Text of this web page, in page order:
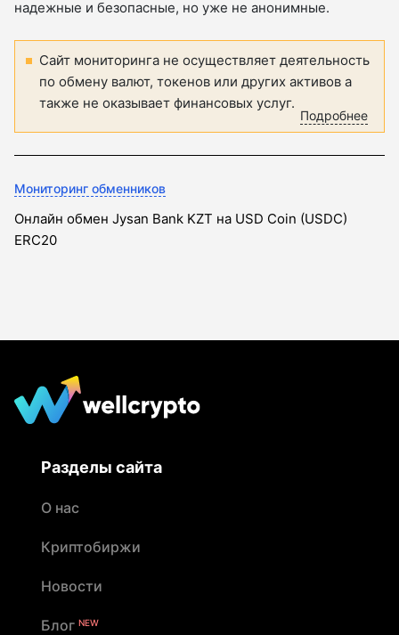
надежные и безопасные, но уже не анонимные.
Сайт мониторинга не осуществляет деятельность
по обмену валют, токенов или других активов а
также не оказывает финансовых услуг.
Подробнее
Мониторинг обменников
Онлайн обмен Jysan Bank KZT на USD Coin (USDC)
ERC20
Разделы сайта
О нас
Криптобиржи
Новости
Блог NEW